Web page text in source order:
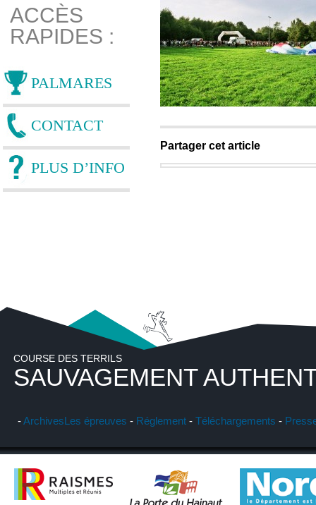
ACCÈS
RAPIDES :
PALMARES
CONTACT
PLUS D’INFO
Partager cet article
COURSE DES TERRILS
SAUVAGEMENT
-ArchivesLes épreuves - Réglement - Téléchargements -